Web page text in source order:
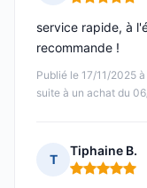
Note : 5 sur 5
Publié le 17/11/2025
suite à un achat du
service rapide, à
recommande !
T
Tiphaine B.
Note : 5 sur 5